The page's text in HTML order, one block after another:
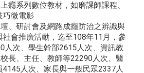
癮系列數位教材，如磨課師課程、
巧微電影
、研討會及網路成癮防治之辨識與
會推廣活動，迄至108年11月，參
人次、學生幹部2615人次、資訊教
長、主任、教師等22290人次、醫
人次、家長與一般民眾2337人